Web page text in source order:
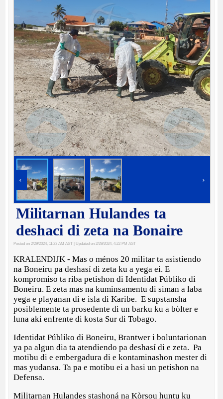
‹ ›
Militarnan Hulandes ta
deshaci di zeta na Bonaire
Posted on 2/29/2024, 11:23 AM AST | Updated on 2/29/2024, 4:22 PM AST
KRALENDIJK - Mas o ménos 20 militar ta asistiendo
na Boneiru pa deshasí di zeta ku a yega ei. E
kompromiso ta riba petishon di Identidat Públiko di
Boneiru. E zeta mas na kuminsamentu di siman a laba
yega e playanan di e isla di Karibe. E supstansha
posiblemente ta prosedente di un barku ku a bòlter e
luna aki enfrente di kosta Sur di Tobago.
Identidat Públiko di Boneiru, Brantwer i boluntarionan
ya pa algun dia ta atendiendo pa deshasí di e zeta. Pa
motibu di e embergadura di e kontaminashon mester di
mas yudansa. Ta pa e motibu ei a hasi un petishon na
Defensa.
Militarnan Hulandes stashoná na Kòrsou huntu ku